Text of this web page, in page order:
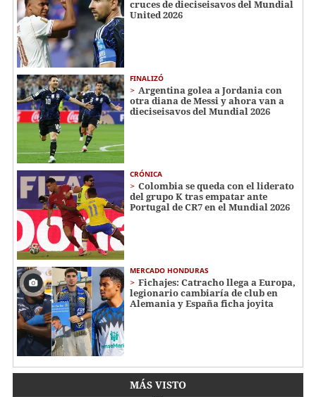
cruces de dieciseisavos del Mundial
United 2026
FINALIZÓ
Argentina golea a Jordania con
otra diana de Messi y ahora van a
dieciseisavos del Mundial 2026
CRÓNICA
Colombia se queda con el liderato
del grupo K tras empatar ante
Portugal de CR7 en el Mundial 2026
MERCADO HONDURAS
Fichajes: Catracho llega a Europa,
legionario cambiaría de club en
Alemania y España ficha joyita
MÁS VISTO